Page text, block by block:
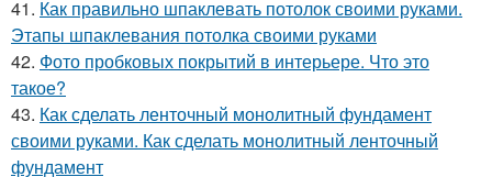
41. Как правильно шпаклевать потолок своими руками.
Этапы шпаклевания потолка своими руками
42. Фото пробковых покрытий в интерьере. Что это
такое?
43. Как сделать ленточный монолитный фундамент
своими руками. Как сделать монолитный ленточный
фундамент